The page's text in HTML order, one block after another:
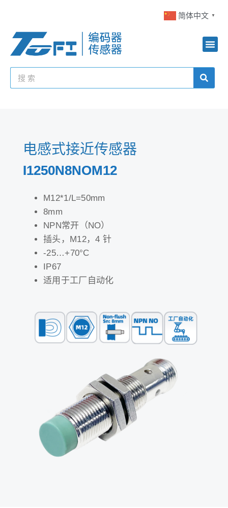
简体中文 ▼
电感式接近传感器
I1250N8NOM12
M12*1/L=50mm
8mm
NPN常开（NO）
插头，M12，4 针
-25…+70°C
IP67
适用于工厂自动化